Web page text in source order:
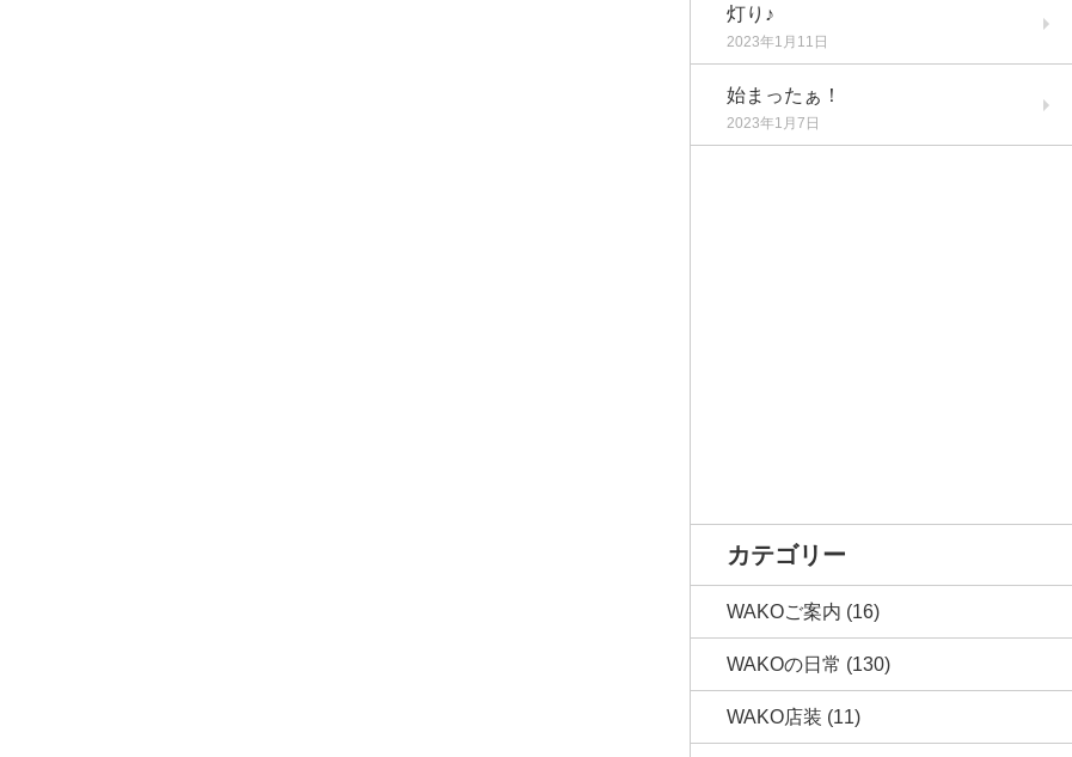
灯り♪
2023年1月11日
始まったぁ！
2023年1月7日
カテゴリー
WAKOご案内 (16)
WAKOの日常 (130)
WAKO店装 (11)